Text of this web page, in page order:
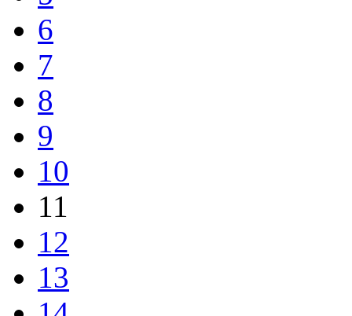
6
7
8
9
10
11
12
13